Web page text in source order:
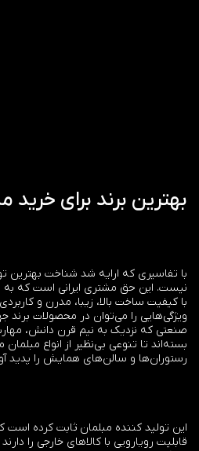
بهترین برند برای خرید
با تفاسیری که ارایه شد شناخت بهترین
نیست. این حق مشتری ایرانی است که به
با کیفیت ساخت بالا، زیبا، مدرن و
ویژگی‌هایی را می‌توان در محصولات برند
صنعتی که نزدیک به نیم قرن دانش،
بسته‌اند تا تنوعی بی‌نظیر از انواع مبلمان
رستوران‌ها و سالن‌های همایش را پدید
این تولید کننده مبلمان ثابت کرده
قابلیت رویارویی با کالاهای خارجی را